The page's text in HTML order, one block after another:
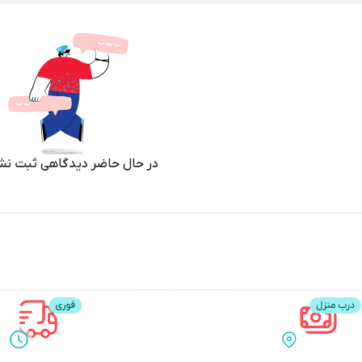
زدایی بسیار بالایی دارد .
کرده و به سادگی از بدن پرنده خارج کند .
در حال حاضر دیدگاهی ثبت